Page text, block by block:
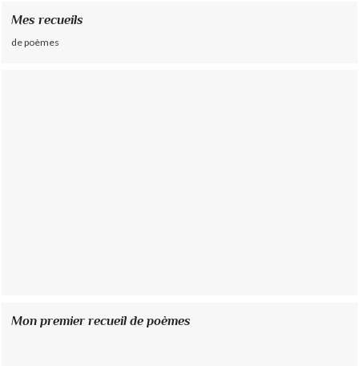
Mes recueils
de poèmes
Mon premier recueil de poèmes